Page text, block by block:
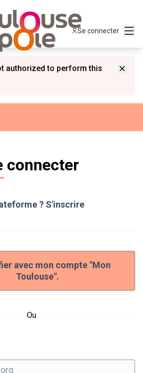
Se connecter
authorized to perform this
connecter
? S'inscrire
avec mon compte "Mon
Toulouse".
Ou